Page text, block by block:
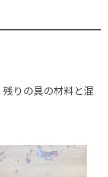
りの具の材料と混